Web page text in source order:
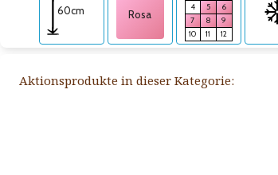
60cm Rosa
4
5
6
7
8
9
10
11 12
Aktionsprodukte in dieser Kategorie: